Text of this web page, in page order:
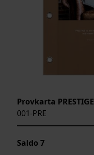
Provkarta PRESTIGE
001-PRE
Saldo 7